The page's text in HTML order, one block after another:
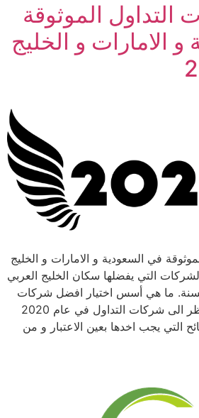
الموثوقة
الامارات و الخليج
في السعودية و الامارات و الخليج
لعام 2020 هي الشركات التي يفضلها سكان الخليج العربي
ما هي أسس اختيار افضل شركات
التداول 2020 ؟ عند النظر الى شركات التداول في عام 2020
التي يجب اخدها بعين الاعتبار و من